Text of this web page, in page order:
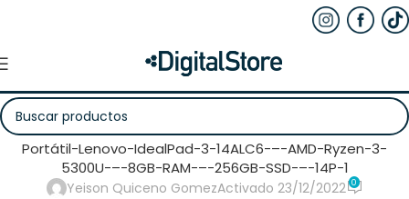
Portátil-Lenovo-IdealPad-3-14ALC6-–-AMD-Ryzen-3-
5300U-–-8GB-RAM-–-256GB-SSD-–-14P-1
Yeison Quiceno GomezActivado 23/12/2022 0